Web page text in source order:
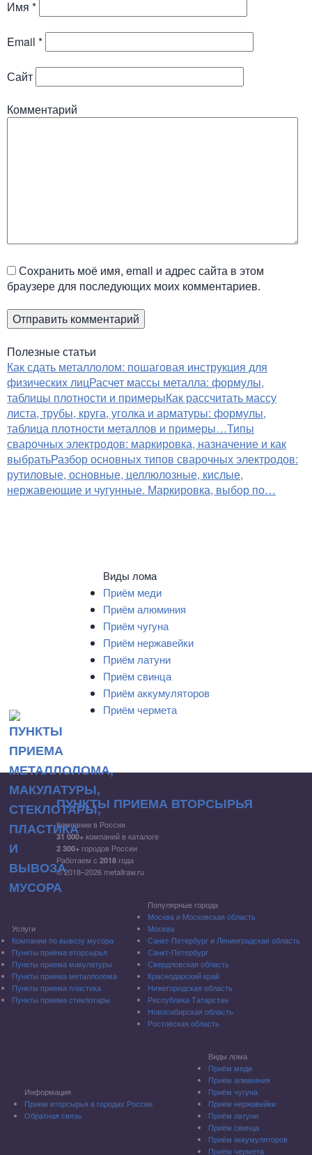
Имя *
Email *
Сайт
Комментарий
Сохранить моё имя, email и адрес сайта в этом
браузере для последующих моих комментариев.
Полезные статьи
Как сдать металлолом: пошаговая инструкция для
физических лицРасчет массы металла: формулы,
таблицы плотности и примерыКак рассчитать массу
листа, трубы, круга, уголка и арматуры: формулы,
таблица плотности металлов и примеры…Типы
сварочных электродов: маркировка, назначение и как
выбратьРазбор основных типов сварочных электродов:
рутиловые, основные, целлюлозные, кислые,
нержавеющие и чугунные. Маркировка, выбор по…
Виды лома
Приём меди
Приём алюминия
Приём чугуна
Приём нержавейки
Приём латуни
Приём свинца
Приём аккумуляторов
Приём чермета
ПУНКТЫ ПРИЕМА ВТОРСЫРЬЯ
Компании в России
31 000+ компаний в каталоге
2 300+ городов России
Работаем с 2018 года
© 2018–2026 metallraw.ru
Услуги
Компании по вывозу мусора
Пункты приёма вторсырья
Пункты приема макулатуры
Пункты приема металлолома
Пункты приема пластика
Пункты приема стеклотары
Популярные города
Москва и Московская область
Москва
Санкт-Петербург и Ленинградская область
Санкт-Петербург
Свердловская область
Краснодарский край
Нижегородская область
Республика Татарстан
Новосибирская область
Ростовская область
Информация
Прием вторсырья в городах России
Обратная связь
Виды лома
Приём меди
Приём алюминия
Приём чугуна
Приём нержавейки
Приём латуни
Приём свинца
Приём аккумуляторов
Приём чермета